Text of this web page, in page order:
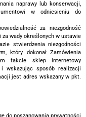
naprawy lub konserwacji,
w odniesieniu do
za niezgodność
za wady określonych w ustawie
stwierdzenia niezgodności
który dokonał Zamówienia
fakcie sklep internetowy
wskazując sposób realizacji
jest adres wskazany w pkt.